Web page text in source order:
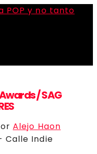
/ SAG
Alejo Haon